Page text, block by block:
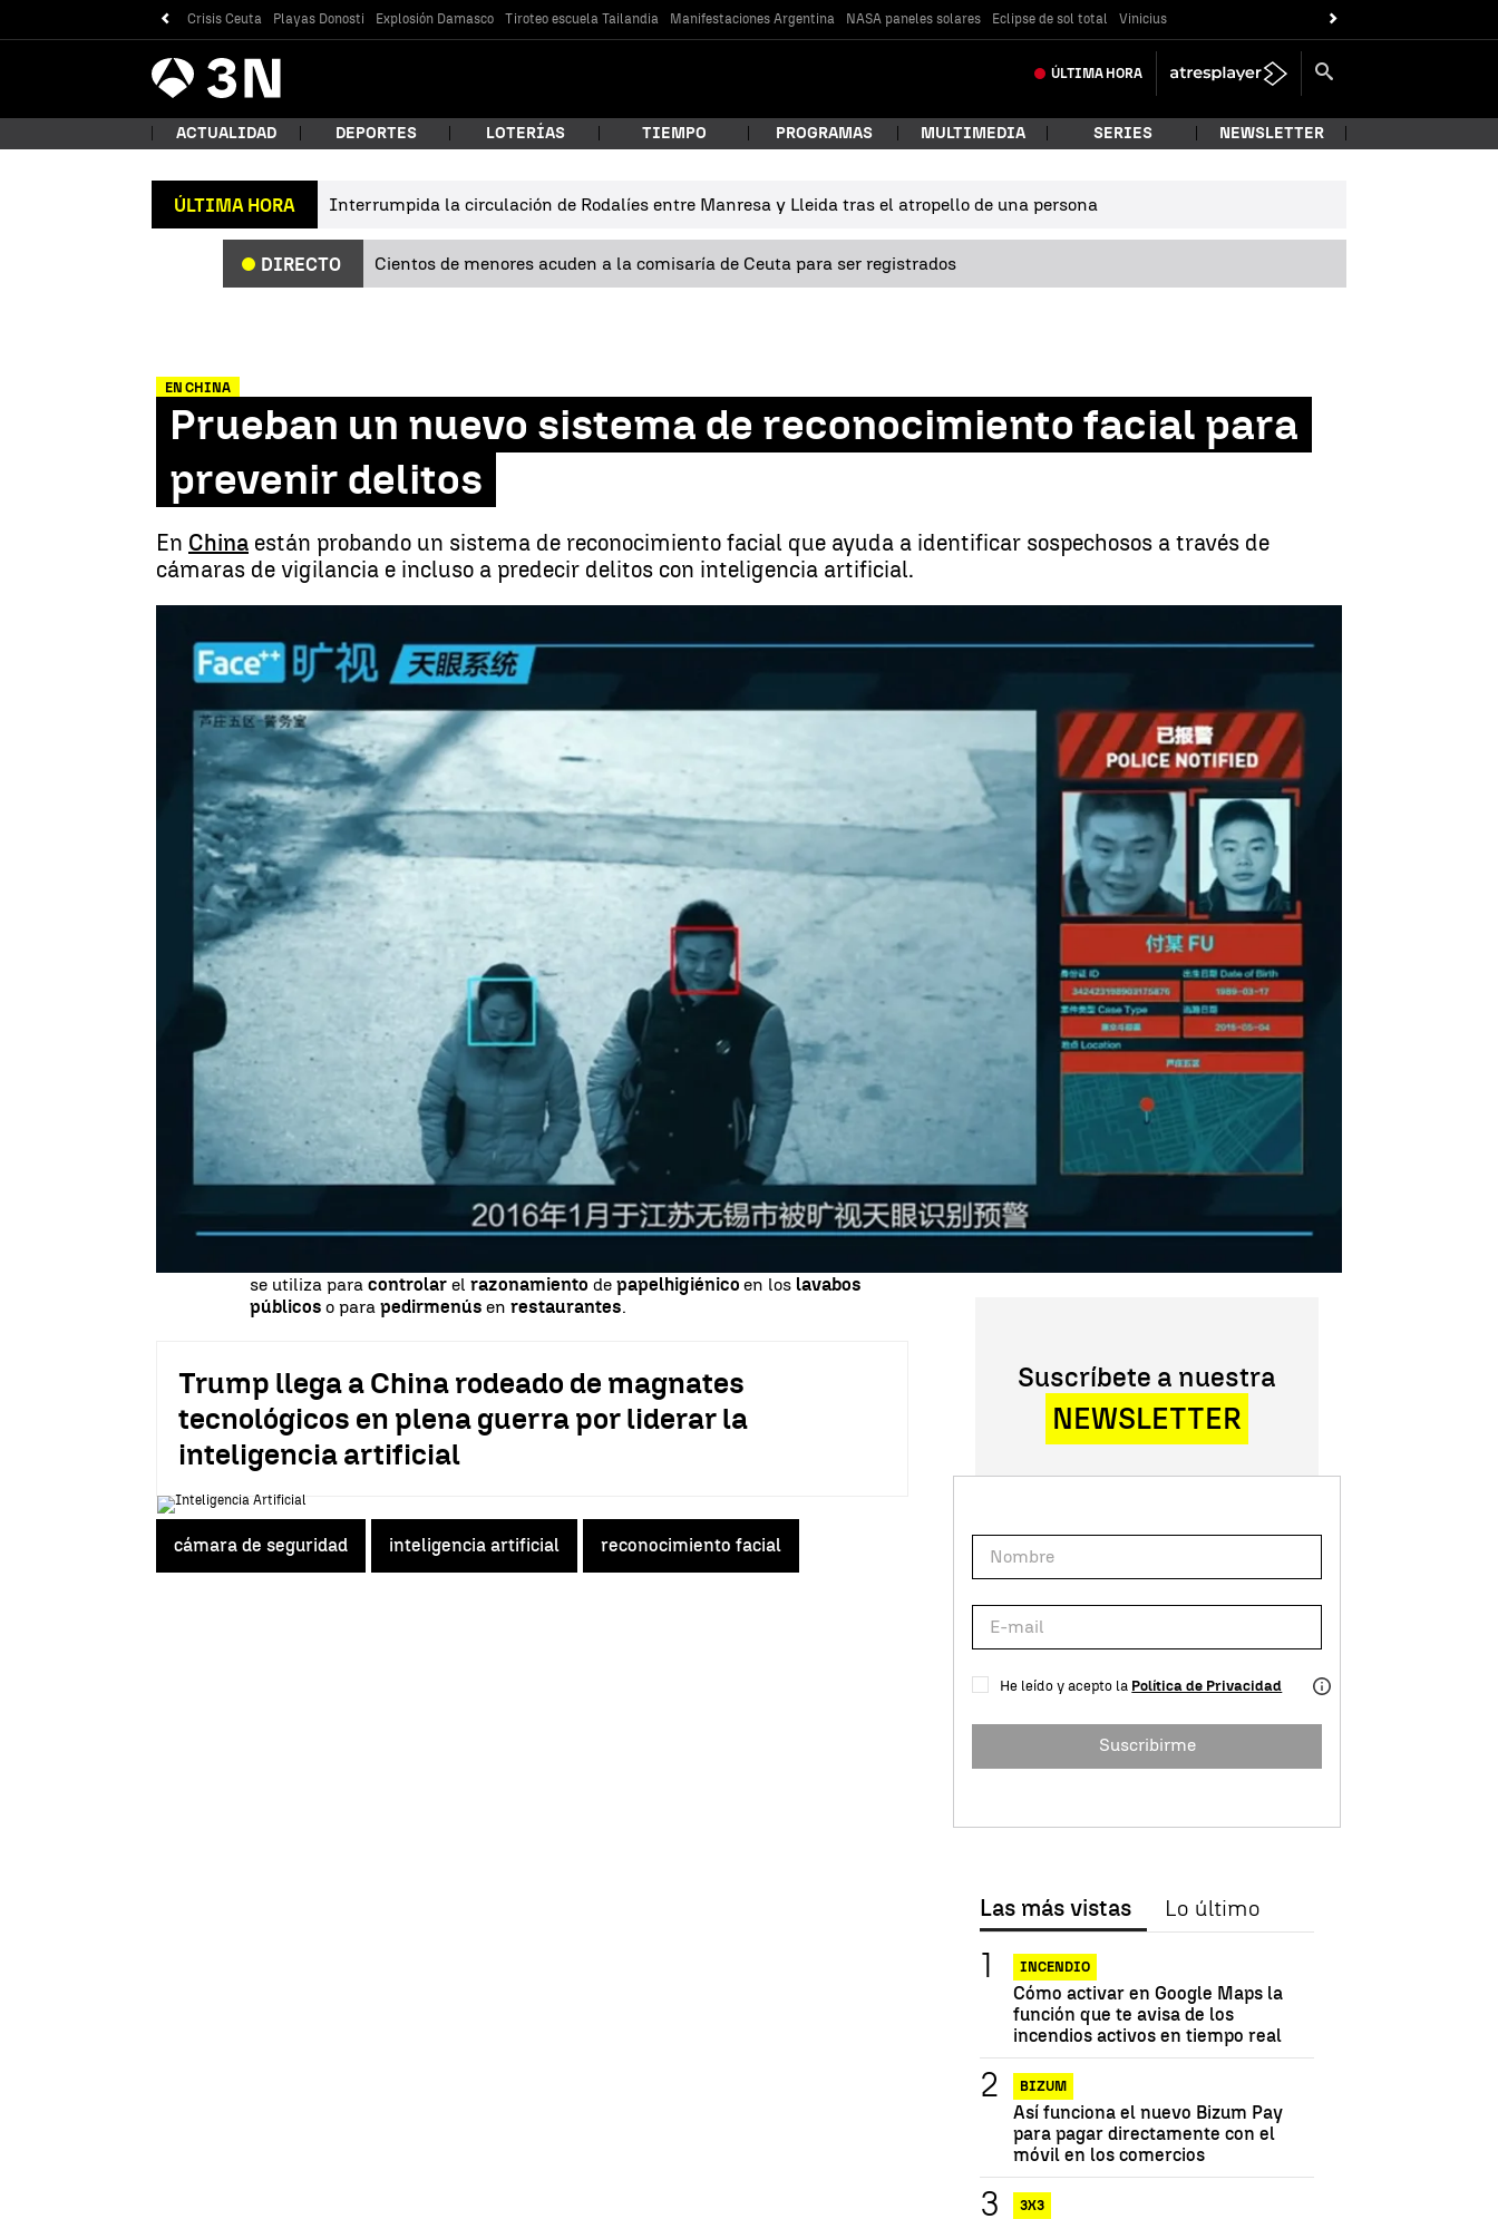
Crisis Ceuta Playas Donosti Explosión Damasco Tiroteo escuela Tailandia Manifestaciones Argentina NASA paneles solares Eclipse de sol total Vinicius
Antena
3 Noticias ÚLTIMA HORA
¿Qué estás buscando?
Buscar
ACTUALIDAD DEPORTES LOTERÍAS TIEMPO PROGRAMAS MULTIMEDIA SERIES NEWSLETTER
ÚLTIMA HORA Interrumpida la circulación de Rodalíes entre Manresa y Lleida tras el atropello de una persona
DIRECTO Cientos de menores acuden a la comisaría de Ceuta para ser registrados
EN CHINA
Prueban un nuevo sistema de reconocimiento facial para
prevenir delitos
En China están probando un sistema de reconocimiento facial que ayuda a identificar sospechosos a través de
cámaras de vigilancia e incluso a predecir delitos con inteligencia artificial.
Antena 3 Noticias Madrid
Publicado: 18 de septiembre de 2017, 15:36 WhatsappFacebook
El software de este sistema de reconocimiento facial aprovecha lascámaras
vigilancia
y las fichaspolicialespara identificar en cuestión de segundos a
sospechosos
y avisara lasfuerzas de seguridad
con una margen de error
mínimo.
En solo un mes de aplicación, se handetenidoa60 sospechosos, pero también se
se utiliza paracontrolar elrazonamiento depapelhigiénicoen los lavabos
públicoso parapedirmenúsenrestaurantes.
Trump llega a China rodeado de magnates
tecnológicos en plena guerra por liderar la
inteligencia artificial
cámara de seguridad inteligencia artificial reconocimiento facial
Suscríbete a nuestra
NEWSLETTER
He leído y acepto la Política de Privacidad
Suscribirme
Las más vistas Lo último
INCENDIO
Cómo activar en Google Maps la
función que te avisa de los
incendios activos en tiempo real
BIZUM
Así funciona el nuevo Bizum Pay
para pagar directamente con el
móvil en los comercios
3X3